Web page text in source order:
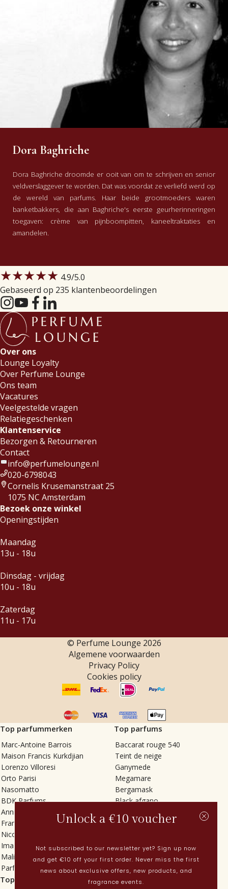
Dora Baghriche
Dora Baghriche droomde er ooit van om te schrijven en senior
veldverslaggever te worden. Dat was voordat ze verliefd werd op
de wereld van parfums. Haar beide grootmoeders waren
banketbakkers, die aan Baghriche's eerste geurherinneringen
toegaven: crème van pijnboompitten, kaneeltraktaties en
amandelen.
★★★★★ 4.9/5.0
Gebaseerd op 235 klantenbeoordelingen
Over ons
Lounge Loyalty
Over Perfume Lounge
Ons team
Vacatures
Veelgestelde vragen
Relatiegeschenken
Klantenservice
Bezorgen & Retourneren
Contact
info@perfumelounge.nl
020-6798043
Cornelis Krusemanstraat 25
1075 NC Amsterdam
Bezoek onze winkel
Openingstijden
Maandag
13u - 18u
Dinsdag - vrijdag
10u - 18u
Zaterdag
11u - 17u
© Perfume Lounge 2026
Algemene voorwaarden
Privacy Policy
Cookies policy
Top parfummerken
Marc-Antoine Barrois
Maison Francis Kurkdjian
Lorenzo Villoresi
Orto Parisi
Nasomatto
BDK Parfums
Annindriya
Francesca Bianchi
Nicolaï
Imaginary Authors
Malin + Goetz
Parfums MDCI
Top parfums
Baccarat rouge 540
Teint de neige
Ganymede
Megamare
Bergamask
Black afgano
Tilia
Vetiver Rain
In Love with Everything
Sticky Fingers
Top categorieën Actueel
Unlock a €10 voucher
Not subscribed to our newsletter yet? Sign up now
and get €10 off your first order. Never miss the first
news about exclusive offers, new products, and
fragrance events.